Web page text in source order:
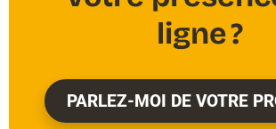
ligne ?
PARLEZ-MOI DE VOTRE